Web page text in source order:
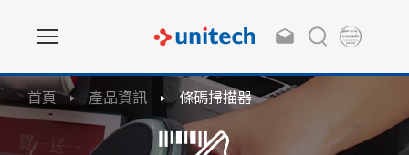
首頁 產品資訊 條碼掃描器